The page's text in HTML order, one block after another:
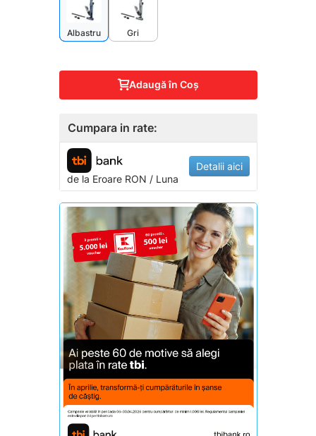
Albastru Gri
Adaugă în Coş
Cumpara in rate:
de la EroareRON / Luna
Detalii aici